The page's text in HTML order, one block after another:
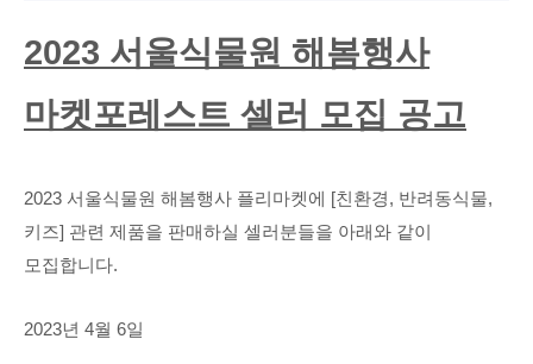
2023 서울식물원 해봄행사
마켓포레스트 셀러 모집 공고
2023 서울식물원 해봄행사 플리마켓에 [친환경, 반려동식물,
키즈] 관련 제품을 판매하실 셀러분들을 아래와 같이
모집합니다.
2023년 4월 6일